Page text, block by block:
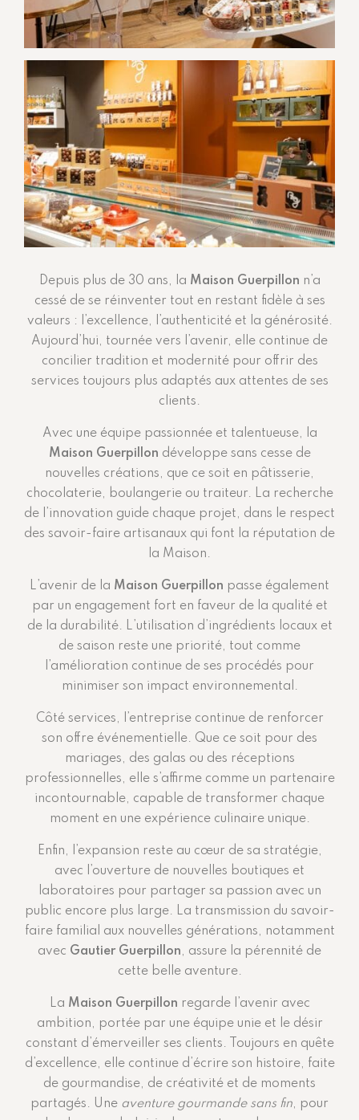
Depuis plus de 30 ans, la Maison Guerpillon n’a
cessé de se réinventer tout en restant fidèle à ses
valeurs : l’excellence, l’authenticité et la générosité.
Aujourd’hui, tournée vers l’avenir, elle continue de
concilier tradition et modernité pour offrir des
services toujours plus adaptés aux attentes de ses
clients.
Avec une équipe passionnée et talentueuse, la
Maison Guerpillon développe sans cesse de
nouvelles créations, que ce soit en pâtisserie,
chocolaterie, boulangerie ou traiteur. La recherche
de l’innovation guide chaque projet, dans le respect
des savoir-faire artisanaux qui font la réputation de
la Maison.
L’avenir de la Maison Guerpillon passe également
par un engagement fort en faveur de la qualité et
de la durabilité. L’utilisation d’ingrédients locaux et
de saison reste une priorité, tout comme
l’amélioration continue de ses procédés pour
minimiser son impact environnemental.
Côté services, l’entreprise continue de renforcer
son offre événementielle. Que ce soit pour des
mariages, des galas ou des réceptions
professionnelles, elle s’affirme comme un partenaire
incontournable, capable de transformer chaque
moment en une expérience culinaire unique.
Enfin, l’expansion reste au cœur de sa stratégie,
avec l’ouverture de nouvelles boutiques et
laboratoires pour partager sa passion avec un
public encore plus large. La transmission du savoir-
faire familial aux nouvelles générations, notamment
avec Gautier Guerpillon, assure la pérennité de
cette belle aventure.
La Maison Guerpillon regarde l’avenir avec
ambition, portée par une équipe unie et le désir
constant d’émerveiller ses clients. Toujours en quête
d’excellence, elle continue d’écrire son histoire, faite
de gourmandise, de créativité et de moments
partagés. Une aventure gourmande sans fin, pour